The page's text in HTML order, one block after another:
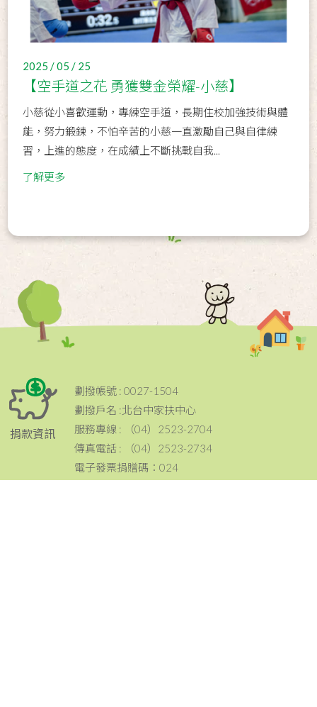
2025 / 05 / 25
【空手道之花 勇獲雙金榮耀-小慈】
小慈從小喜歡運動，專練空手道，長期住校加強技術與體
能，努力鍛鍊，不怕辛苦的小慈一直激勵自己與自律練
習，上進的態度，在成績上不斷挑戰自我...
了解更多
捐款資訊
劃撥帳號 : 0027-1504
劃撥戶名 :北台中家扶中心
服務專線 : （04）2523-2704
傳真電話 : （04）2523-2734
電子發票捐贈碼：024